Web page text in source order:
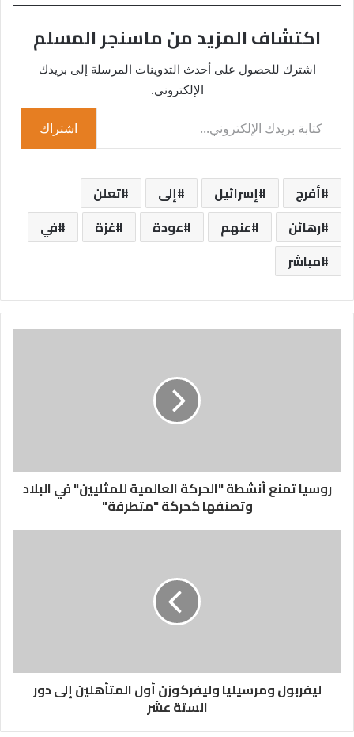
اكتشاف المزيد من ماسنجر المسلم
اشترك للحصول على أحدث التدوينات المرسلة إلى بريدك
الإلكتروني.
كتابة بريدك الإلكتروني...
اشتراك
أفرج إسرائيل إلى
تعلن
رهائن
عنهم عودة غزة
في
مباشر
روسيا تمنع أنشطة "الحركة العالمية للمثليين" في البلاد
وتصنفها كحركة "متطرفة"
ليفربول ومرسيليا وليفركوزن أول المتأهلين إلى دور
الستة عشر